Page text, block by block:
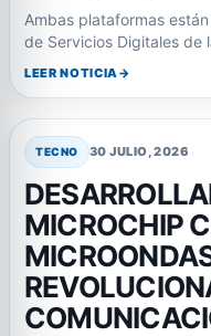
Ambas plataformas
de Servicios Digitales de
LEER NOTICIA
TECNO 30 JULIO, 2026
MICROCHIP